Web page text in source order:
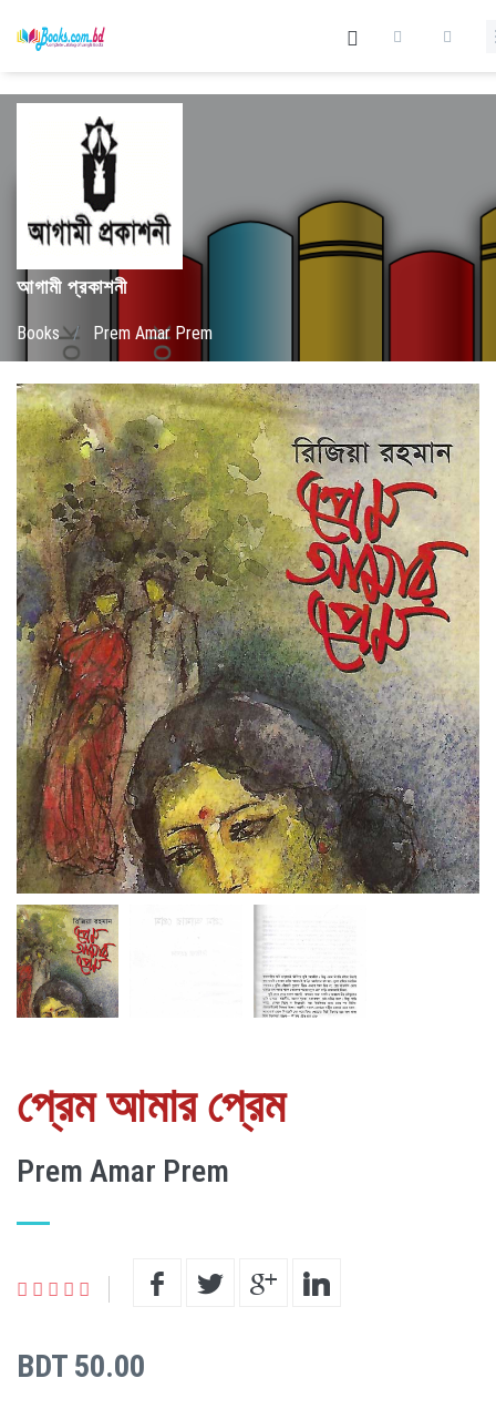
আগামী প্রকাশনী
Books / Prem Amar Prem
প্রেম আমার প্রেম
Prem Amar Prem
BDT 50.00